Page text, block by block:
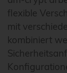
flexible
mit
kombiniert